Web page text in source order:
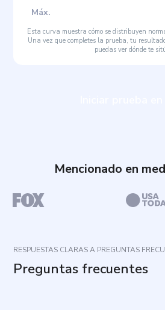
Máx.
Esta curva muestra cómo se distribuyen
Una vez que completes la prueba, tu
puedas ver dónde te
Mencionado en
RESPUESTAS CLARAS A PREGUNTAS
Preguntas frecuentes